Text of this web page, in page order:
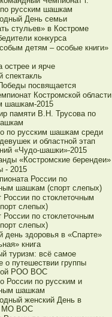
русским шашкам
День семьи
стульев» в Костроме
конкурса
детям – особые книги»
острее и ярче
спектакль
посвящается
Костромской области
шашкам-2015
памяти В.Н. Трусова по
по русским шашкам среди
и областной этап
«Чудо-шашки»-2015
«Костромские берендеи»
- 2015
России по
шашкам (спорт слепых)
России по стоклеточным
слепых)
России по стоклеточным
слепых)
день здоровья в «Спарте»
книга
туризм: всё самое
о путешествии группы
РОО ВОС
России по русским и
шашкам
женский День в
МО ВОС